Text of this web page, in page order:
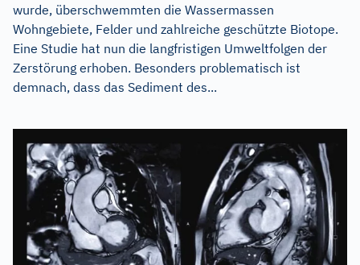
wurde, überschwemmten die Wassermassen
Wohngebiete, Felder und zahlreiche geschützte Biotope.
Eine Studie hat nun die langfristigen Umweltfolgen der
Zerstörung erhoben. Besonders problematisch ist
demnach, dass das Sediment des...